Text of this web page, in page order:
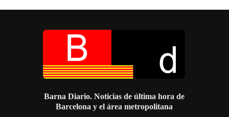
Barna Diario. Noticias de última hora de
Barcelona y el área metropolitana